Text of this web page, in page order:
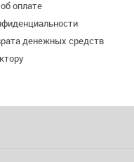
оплате
денежных средств